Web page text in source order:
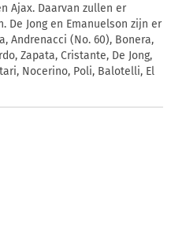
Ajax. Daarvan zullen er
De Jong en Emanuelson zijn er
Andrenacci (No. 60), Bonera,
Zapata, Cristante, De Jong,
Nocerino, Poli, Balotelli, El